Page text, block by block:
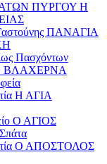
ΠΥΡΓΟΥ Η
ΠΑΝΑΓΙΑ
Πασχόντων
ΒΛΑΧΕΡΝΑ
Η ΑΓΙΑ
Ο ΑΓΙΟΣ
Ο ΑΠΟΣΤΟΛΟΣ